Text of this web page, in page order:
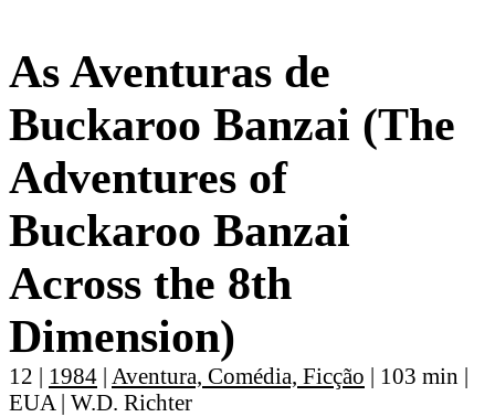
As Aventuras de
Buckaroo Banzai (The
Adventures of
Buckaroo Banzai
Across the 8th
Dimension)
12 | 1984 | Aventura, Comédia, Ficção | 103 min |
EUA | W.D. Richter